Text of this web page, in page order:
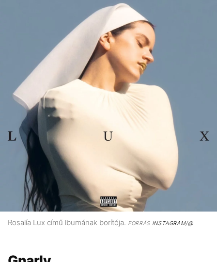
Rosalía Lux című lbumának borítója. FORRÁSINSTAGRAM/@